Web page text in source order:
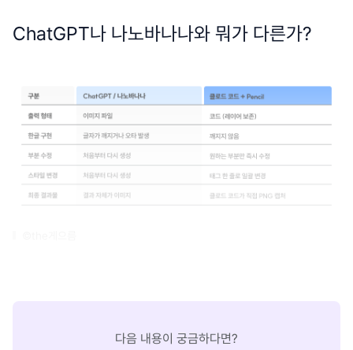
ChatGPT나 나노바나나와 뭐가 다른가?
다음 내용이 궁금하다면?